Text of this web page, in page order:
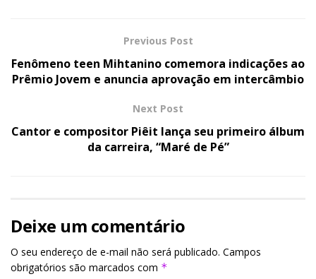
Previous Post
Fenômeno teen Mihtanino comemora indicações ao
Prêmio Jovem e anuncia aprovação em intercâmbio
Next Post
Cantor e compositor Piêit lança seu primeiro álbum
da carreira, “Maré de Pé”
Deixe um comentário
O seu endereço de e-mail não será publicado. Campos
obrigatórios são marcados com *